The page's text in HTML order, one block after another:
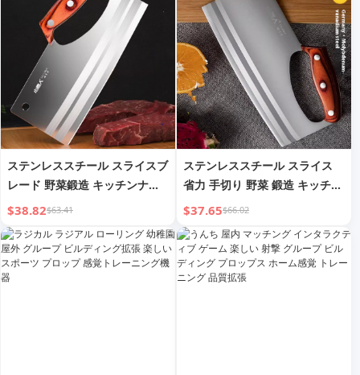
ステンレススチール スライスブ
レード 野菜鍛造 キッチンナイ
フ
$38.82$63.41
ステンレススチール スライス
省力 手切り 野菜 鍛造 キッチン
ナイフ
$37.65$66.02